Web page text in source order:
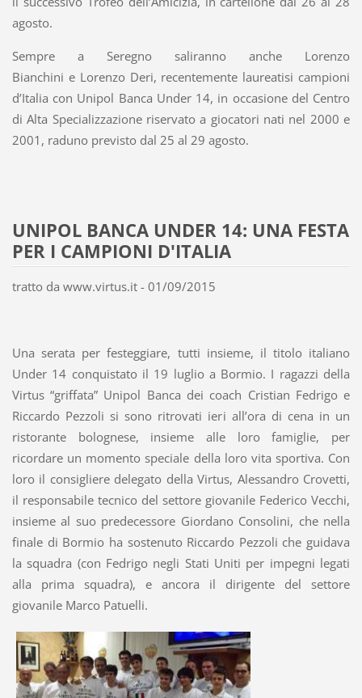
agosto.
Sempre a Seregno saliranno anche Lorenzo
Bianchini e Lorenzo Deri, recentemente laureatisi campioni
d’Italia con Unipol Banca Under 14, in occasione del Centro
di Alta Specializzazione riservato a giocatori nati nel 2000 e
2001, raduno previsto dal 25 al 29 agosto.
UNIPOL BANCA UNDER 14: UNA FESTA
PER I CAMPIONI D'ITALIA
tratto da www.virtus.it - 01/09/2015
Una serata per festeggiare, tutti insieme, il titolo italiano
Under 14 conquistato il 19 luglio a Bormio. I ragazzi della
Virtus “griffata” Unipol Banca dei coach Cristian Fedrigo e
Riccardo Pezzoli si sono ritrovati ieri all’ora di cena in un
ristorante bolognese, insieme alle loro famiglie, per
ricordare un momento speciale della loro vita sportiva. Con
loro il consigliere delegato della Virtus, Alessandro Crovetti,
il responsabile tecnico del settore giovanile Federico Vecchi,
insieme al suo predecessore Giordano Consolini, che nella
finale di Bormio ha sostenuto Riccardo Pezzoli che guidava
la squadra (con Fedrigo negli Stati Uniti per impegni legati
alla prima squadra), e ancora il dirigente del settore
giovanile Marco Patuelli.